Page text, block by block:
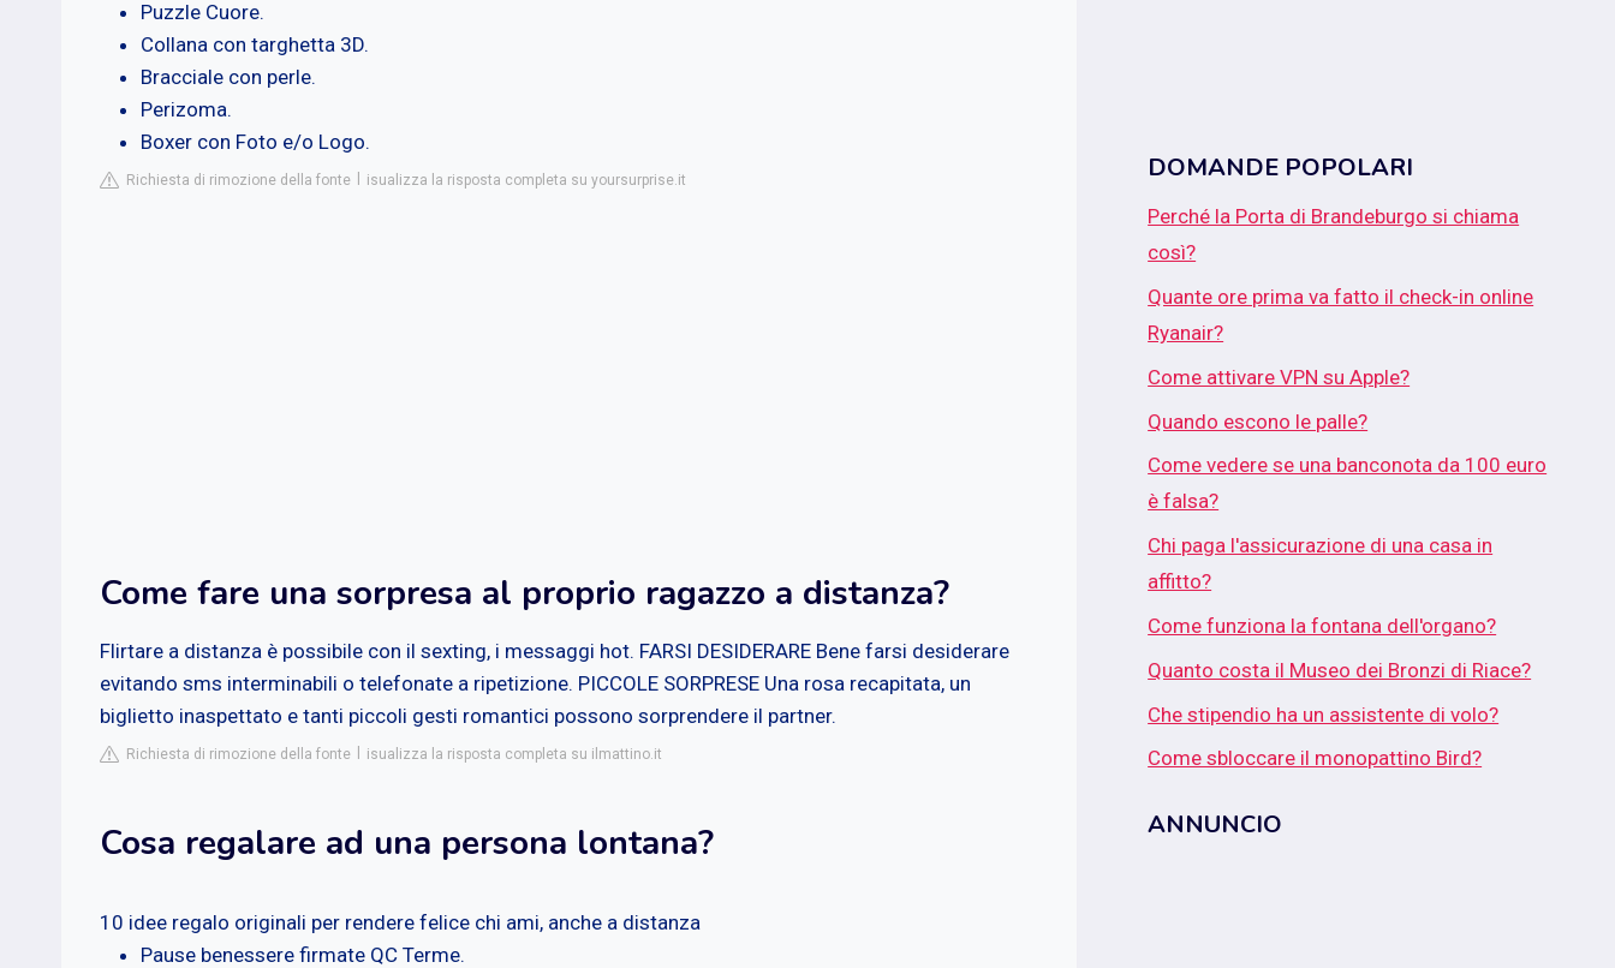
Puzzle Cuore.
Collana con targhetta 3D.
Bracciale con perle.
Perizoma.
Boxer con Foto e/o Logo.
Richiesta di rimozione della fonte isualizza la risposta completa su yoursurprise.it
Come fare una sorpresa al proprio ragazzo a distanza?
Flirtare a distanza è possibile con il sexting, i messaggi hot. FARSI DESIDERARE Bene farsi desiderare
evitando sms interminabili o telefonate a ripetizione. PICCOLE SORPRESE Una rosa recapitata, un
biglietto inaspettato e tanti piccoli gesti romantici possono sorprendere il partner.
Richiesta di rimozione della fonte isualizza la risposta completa su ilmattino.it
Cosa regalare ad una persona lontana?
10 idee regalo originali per rendere felice chi ami, anche a distanza
Pause benessere firmate QC Terme.
DOMANDE POPOLARI
Perché la Porta di Brandeburgo si chiama
così?
Quante ore prima va fatto il check-in online
Ryanair?
Come attivare VPN su Apple?
Quando escono le palle?
Come vedere se una banconota da 100 euro
è falsa?
Chi paga l'assicurazione di una casa in
affitto?
Come funziona la fontana dell'organo?
Quanto costa il Museo dei Bronzi di Riace?
Che stipendio ha un assistente di volo?
Come sbloccare il monopattino Bird?
ANNUNCIO